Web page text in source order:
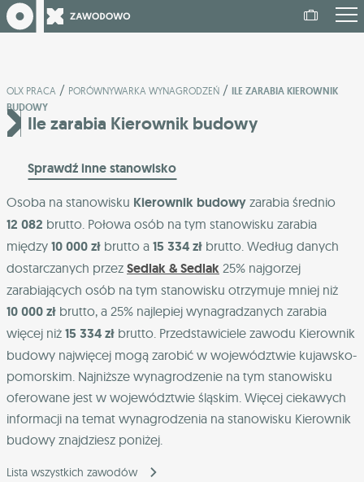
OLX PRACA / PORÓWNYWARKA WYNAGRODZEŃ / ILE ZARABIA KIEROWNIK
BUDOWY
Ile zarabia Kierownik budowy
Sprawdź inne stanowisko
Osoba na stanowisku Kierownik budowy zarabia średnio
12 082 brutto. Połowa osób na tym stanowisku zarabia
między 10 000 zł brutto a 15 334 zł brutto. Według danych
dostarczanych przez Sedlak & Sedlak 25% najgorzej
zarabiających osób na tym stanowisku otrzymuje mniej niż
10 000 zł brutto, a 25% najlepiej wynagradzanych zarabia
więcej niż 15 334 zł brutto. Przedstawiciele zawodu Kierownik
budowy najwięcej mogą zarobić w województwie kujawsko-
pomorskim. Najniższe wynagrodzenie na tym stanowisku
oferowane jest w województwie śląskim. Więcej ciekawych
informacji na temat wynagrodzenia na stanowisku Kierownik
budowy znajdziesz poniżej.
Lista wszystkich zawodów